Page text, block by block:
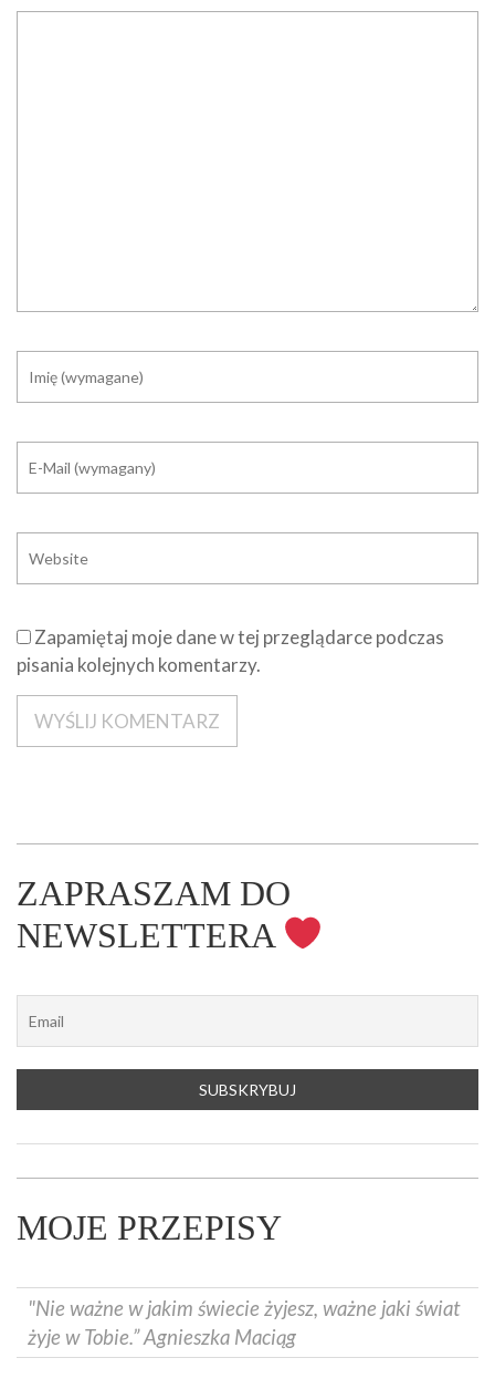
Zapamiętaj moje dane w tej przeglądarce podczas
pisania kolejnych komentarzy.
ZAPRASZAM DO
NEWSLETTERA
MOJE PRZEPISY
"Nie ważne w jakim świecie żyjesz, ważne jaki świat
żyje w Tobie.” Agnieszka Maciąg